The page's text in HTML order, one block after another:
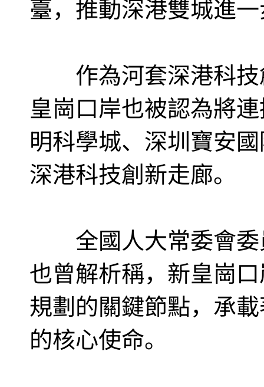
臺，推動深港雙城進
作為河套深港科技
皇崗口岸也被認為將
明科學城、深圳寶安
深港科技創新走廊。
全國人大常委會委
也曾解析稱，新皇崗
規劃的關鍵節點，承
的核心使命。